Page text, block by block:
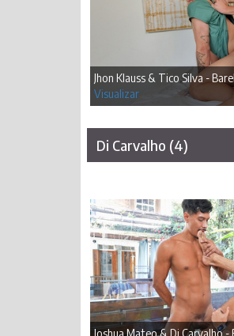
Jhon Klauss & Tico Silva -
Visualizar
Di Carvalho (4)